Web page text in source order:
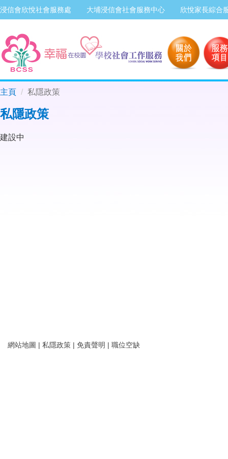
浸信會欣悅社會服務處 大埔浸信會社會服務中心 欣悅家長綜合
主頁 私隱政策
私隱政策
建設中
網站地圖 | 私隱政策 | 免責聲明 | 職位空缺